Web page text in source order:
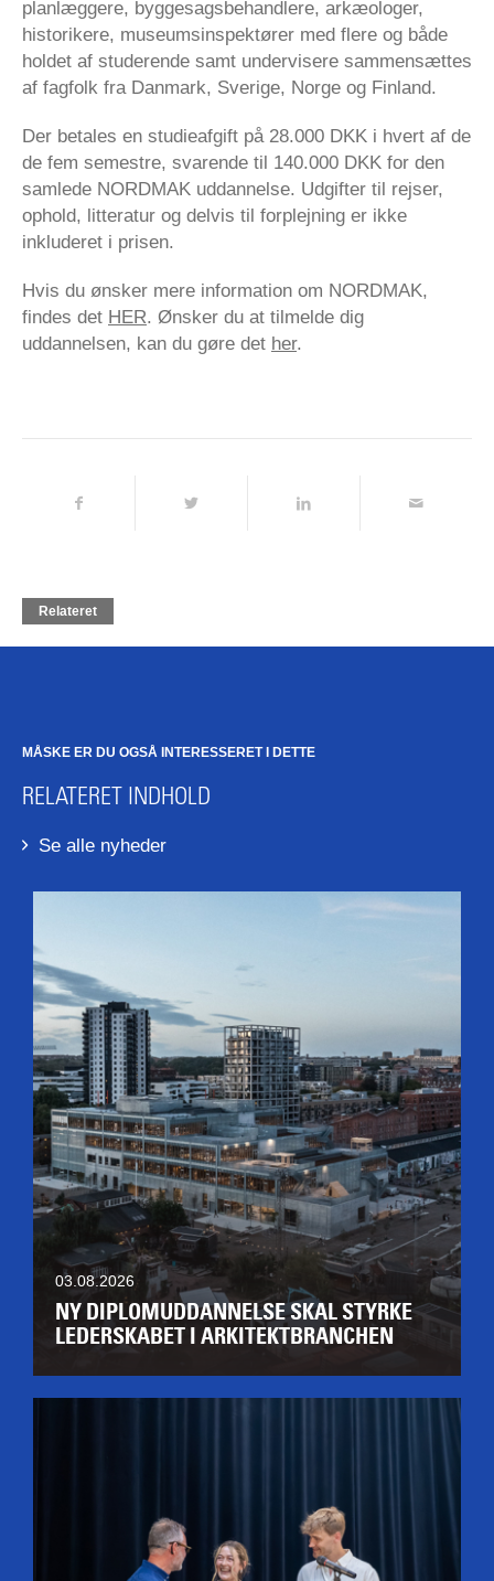
planlæggere, byggesagsbehandlere, arkæologer,
historikere, museumsinspektører med flere og både
holdet af studerende samt undervisere sammensættes
af fagfolk fra Danmark, Sverige, Norge og Finland.
Der betales en studieafgift på 28.000 DKK i hvert af de
de fem semestre, svarende til 140.000 DKK for den
samlede NORDMAK uddannelse. Udgifter til rejser,
ophold, litteratur og delvis til forplejning er ikke
inkluderet i prisen.
Hvis du ønsker mere information om NORDMAK,
findes det HER. Ønsker du at tilmelde dig
uddannelsen, kan du gøre det her.
Relateret
MÅSKE ER DU OGSÅ INTERESSERET I DETTE
RELATERET INDHOLD
Se alle nyheder
03.08.2026
NY DIPLOMUDDANNELSE SKAL STYRKE
LEDERSKABET I ARKITEKTBRANCHEN